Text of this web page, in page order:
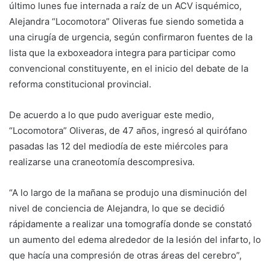
último lunes fue internada a raíz de un ACV isquémico,
Alejandra “Locomotora” Oliveras fue siendo sometida a
una cirugía de urgencia, según confirmaron fuentes de la
lista que la exboxeadora integra para participar como
convencional constituyente, en el inicio del debate de la
reforma constitucional provincial.
De acuerdo a lo que pudo averiguar este medio,
“Locomotora” Oliveras, de 47 años, ingresó al quirófano
pasadas las 12 del mediodía de este miércoles para
realizarse una craneotomía descompresiva.
“A lo largo de la mañana se produjo una disminución del
nivel de conciencia de Alejandra, lo que se decidió
rápidamente a realizar una tomografía donde se constató
un aumento del edema alrededor de la lesión del infarto, lo
que hacía una compresión de otras áreas del cerebro”,